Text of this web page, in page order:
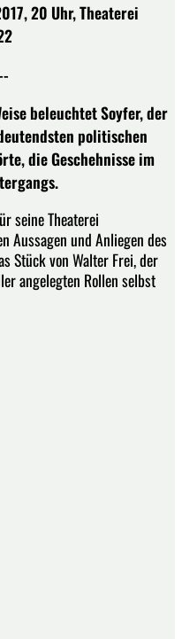
20 Uhr, Theaterei
beleuchtet Soyfer, der
politischen
die Geschehnisse im
seine Theaterei
Aussagen und Anliegen des
Stück von Walter Frei, der
angelegten Rollen selbst